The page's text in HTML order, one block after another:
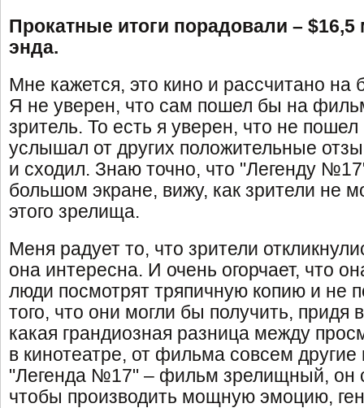
Прокатные итоги порадовали – $16,5
энда.
Мне кажется, это кино и рассчитано
Я не уверен, что сам пошел бы на
зритель. То есть я уверен, что не
услышал от других положительные
и сходил. Знаю точно, что "Легенду
большом экране, вижу, как зрители не
этого зрелища.
Меня радует то, что зрители
она интересна. И очень огорчает, что
люди посмотрят тряпичную копию и не
того, что они могли бы получить, придя
какая грандиозная разница между
в кинотеатре, от фильма совсем другие
"Легенда №17" – фильм зрелищный, он
чтобы производить мощную эмоцию,